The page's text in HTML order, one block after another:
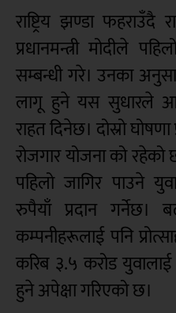
राष्ट्रिय झण्डा फहराउँदै
प्रधानमन्त्री मोदीले
सम्बन्धी गरे। उनका
लागू हुने यस सुधारले
राहत दिनेछ। दोस्रो घोषणा
रोजगार योजना को रहेको
पहिलो जागिर पाउने
रुपैयाँ प्रदान गर्नेछ।
कम्पनीहरूलाई पनि
करिब ३.५ करोड युवालाई
हुने अपेक्षा गरिएको छ।